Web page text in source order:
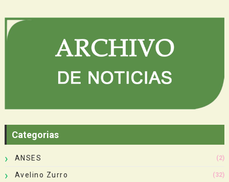
Categorias
ANSES (2)
Avelino Zurro (32)